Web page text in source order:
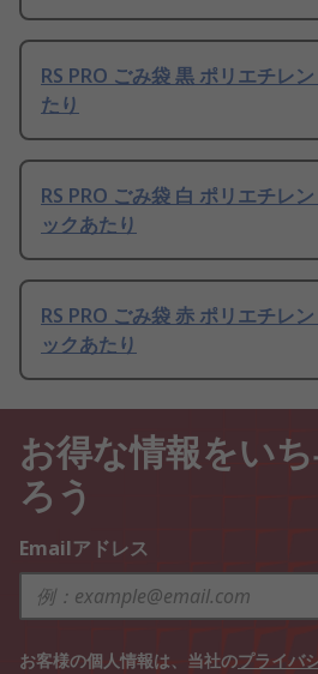
RS PRO ごみ袋 黒 ポリエチレ
たり
RS PRO ごみ袋 白 ポリエチレ
ックあたり
RS PRO ごみ袋 赤 ポリエチレ
ックあたり
お得な情報をい
ろう
Emailアドレス
お客様の個人情報は、当社のプライバ